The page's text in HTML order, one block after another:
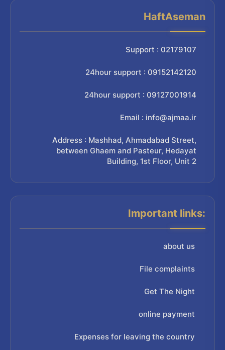
HaftAseman
Support : 02179107
24hour support : 09152142120
24hour support : 09127001914
Email : info@ajmaa.ir
Address : Mashhad, Ahmadabad Street,
between Ghaem and Pasteur, Hedayat
Building, 1st Floor, Unit 2
Important links:
about us
File complaints
Get The Night
online payment
Expenses for leaving the country